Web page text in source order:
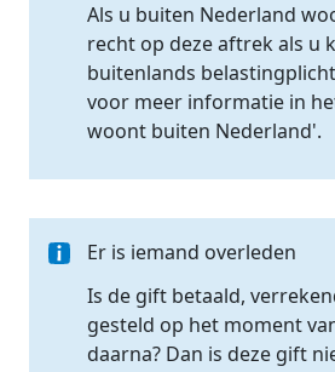
Als u buiten Nederland
recht op deze aftrek als u
buitenlands
voor meer informatie in
woont buiten Nederland'.
Er is iemand overleden
Is de gift betaald,
gesteld op het moment
daarna? Dan is deze gift